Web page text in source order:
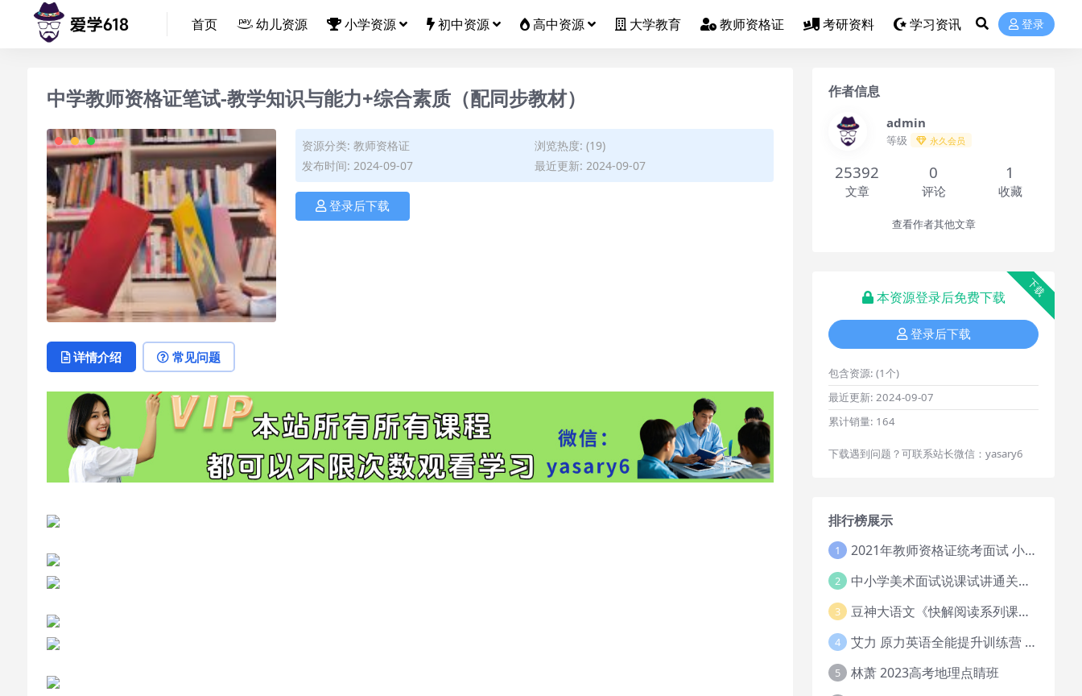
首页 幼儿资源 小学资源 初中资源 高中资源 大学教育 教师资格证 考研资料 学习资讯 登录
中学教师资格证笔试-教学知识与能力+综合素质（配同步教材）
资源分类: 教师资格证
浏览热度: (19)
发布时间: 2024-09-07
最近更新: 2024-09-07
登录后下载
详情介绍 常见问题
作者信息
admin
等级 永久会员
25392
文章
0
评论
1
收藏
查看作者其他文章
下载
本资源登录后免费下载
登录后下载
包含资源: (1个)
最近更新: 2024-09-07
累计销量: 164
下载遇到问题？可联系站长微信：yasary6
排行榜展示
1 2021年教师资格证统考面试 小学教资资料试讲+答辩
2 中小学美术面试说课试讲通关班14讲（辅助资料第一套）
3 豆神大语文《快解阅读系列课教程完整》
4 艾力 原力英语全能提升训练营 151G网课大合集
5 林萧 2023高考地理点睛班